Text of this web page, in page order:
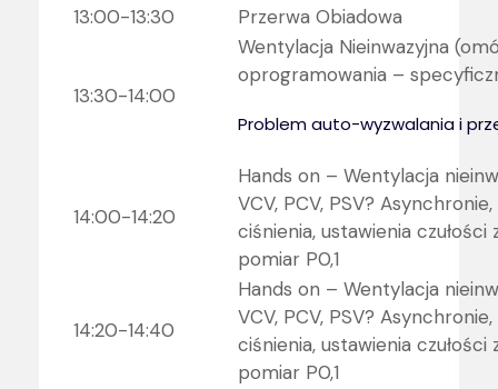
13:00-13:30
Przerwa Obiadowa
13:30-14:00
Wentylacja Nieinwazyjna
oprogramowania –
Problem auto-wyzwalania i
14:00-14:20
Hands on – Wentylacja
VCV, PCV, PSV?
ciśnienia, ustawienia
pomiar P0,1
14:20-14:40
Hands on – Wentylacja
VCV, PCV, PSV?
ciśnienia, ustawienia
pomiar P0,1